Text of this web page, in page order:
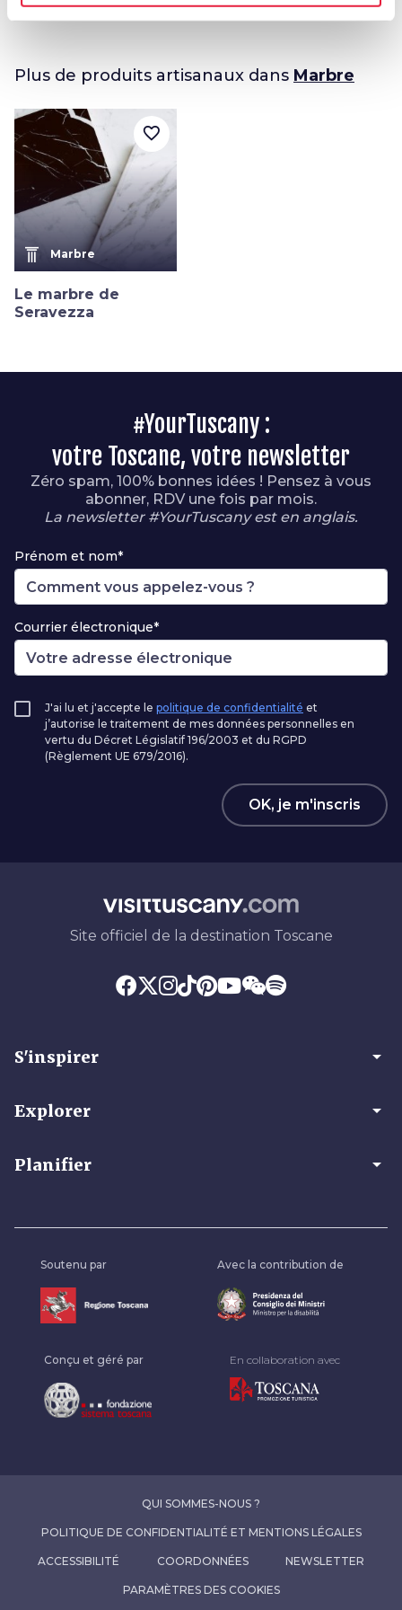
Plus de produits artisanaux dans Marbre
Marbre
Le marbre de
Seravezza
favorite_border
#YourTuscany :
votre Toscane, votre newsletter
Zéro spam, 100% bonnes idées ! Pensez à vous
abonner, RDV une fois par mois.
La newsletter #YourTuscany est en anglais.
Prénom et nom*
Courrier électronique*
J'ai lu et j'accepte le politique de confidentialité et
j’autorise le traitement de mes données personnelles en
vertu du Décret Législatif 196/2003 et du RGPD
(Règlement UE 679/2016).
OK, je m'inscris
Site officiel de la destination Toscane
S'inspirer arrow_drop_down
Explorer arrow_drop_down
Planifier arrow_drop_down
Soutenu par Avec la contribution de
Conçu et géré par En collaboration avec
QUI SOMMES-NOUS ?
POLITIQUE DE CONFIDENTIALITÉ ET MENTIONS LÉGALES
ACCESSIBILITÉ COORDONNÉES NEWSLETTER
PARAMÈTRES DES COOKIES